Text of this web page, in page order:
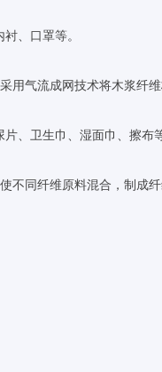
、口罩等。
用气流成网技术将木浆纤
、卫生巾、湿面巾、擦布
同纤维原料混合，制成